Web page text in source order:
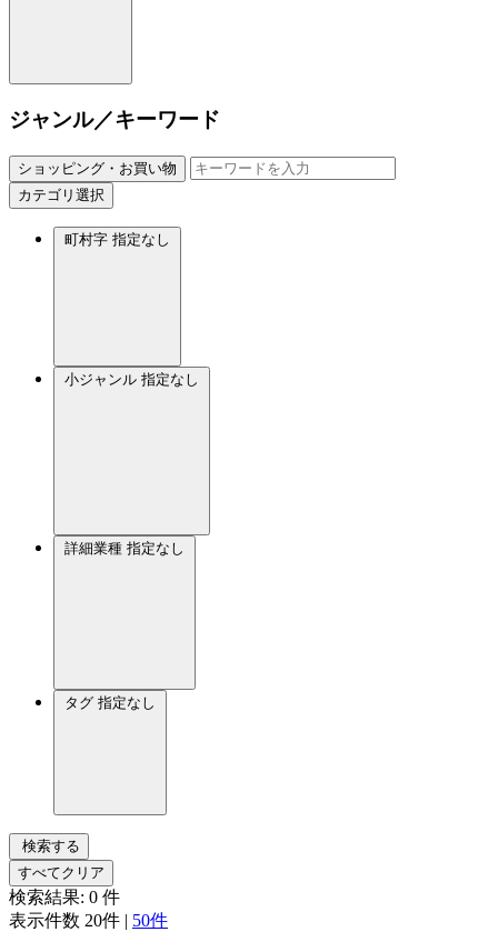
ジャンル／キーワード
ショッピング・お買い物
カテゴリ選択
町村字 指定なし
小ジャンル 指定なし
詳細業種 指定なし
タグ 指定なし
検索する
すべてクリア
検索結果: 0 件
表示件数 20件 | 50件